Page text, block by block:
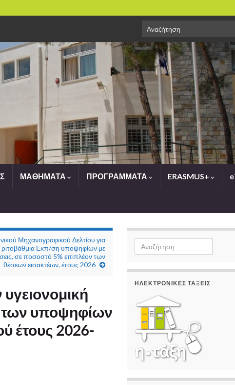
Search
ΜΑΘΗΜΑΤΑ ΠΡΟΓΡΑΜΜΑΤΑ ERASMUS+
Μηχανογραφικού Δελτίου για
Εκπ/ση υποψηφίων με
σε ποσοστό 5% επιπλέον των
θέσεων εισακτέων, έτους 2026
των υποψηφίων
έτους 2026-
Search
for:
ΗΛΕΚΤΡΟΝΙΚΈΣ ΤΆΞΕΙΣ